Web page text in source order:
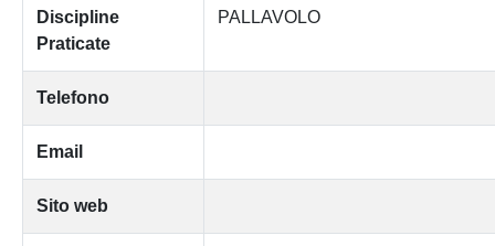
Discipline
Praticate
PALLAVOLO
Telefono
Email
Sito web